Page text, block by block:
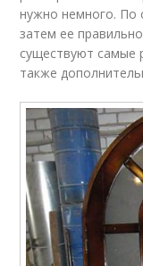
нужно немного. По
затем ее
существуют самые
также